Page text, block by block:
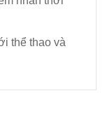
thể thao và